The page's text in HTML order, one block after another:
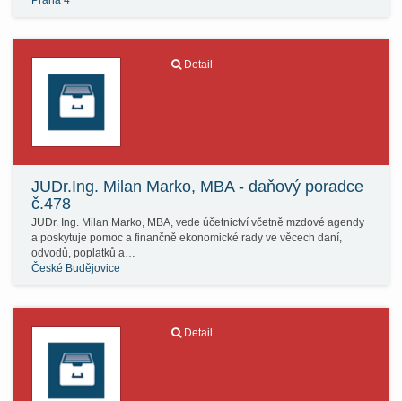
Detail
JUDr.Ing. Milan Marko, MBA - daňový poradce
č.478
JUDr. Ing. Milan Marko, MBA, vede účetnictví včetně mzdové agendy
a poskytuje pomoc a finančně ekonomické rady ve věcech daní,
odvodů, poplatků a…
České Budějovice
Detail